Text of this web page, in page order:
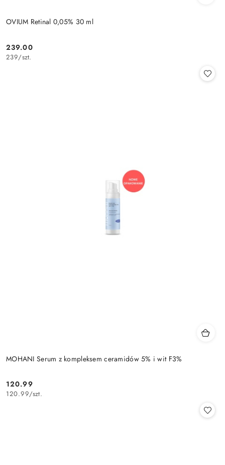
OVIUM Retinal 0,05% 30 ml
Cena:
239.00
239/szt.
MOHANI Serum z kompleksem ceramidów 5% i wit F3%
Cena:
120.99
120.99/szt.